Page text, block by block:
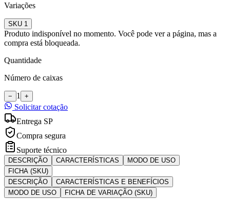
Variações
SKU 1
Produto indisponível no momento. Você pode ver a página, mas a
compra está bloqueada.
Quantidade
Número de caixas
− 1 +
Solicitar cotação
Entrega SP
Compra segura
Suporte técnico
DESCRIÇÃO CARACTERÍSTICAS
MODO DE USO
FICHA (SKU)
DESCRIÇÃO
CARACTERÍSTICAS E BENEFÍCIOS
MODO DE USO
FICHA DE VARIAÇÃO (SKU)